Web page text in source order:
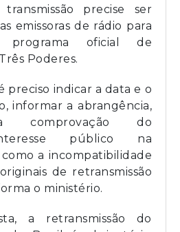
precise ser
emissoras de rádio para
programa oficial de
Poderes.
preciso indicar a data e o
informar a abrangência,
comprovação do
público na
a incompatibilidade
de retransmissão
o ministério.
a retransmissão do